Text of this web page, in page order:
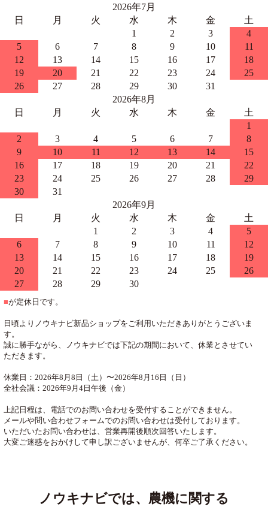
2026年7月
日
月 火 水 木 金
土
1
2 3
4
5
6 7 8 9 10
11
12
13 14 15 16 17
18
19
20 21 22 23 24
25
26
27 28 29 30
31
2026年8月
日
月 火 水 木 金
土
1
2
3 4 5 6 7
8
9
10 11 12 13 14
15
16
17 18 19 20 21
22
23
24 25 26 27 28
29
30
31
2026年9月
日
月 火 水 木 金
土
1
2 3 4
5
6
7 8 9 10 11
12
13
14 15 16 17 18
19
20
21 22 23 24 25
26
27
28 29 30
■が定休日です。
日頃よりノウキナビ新品ショップをご利用いただきありがとうございま
す。
誠に勝手ながら、ノウキナビでは下記の期間において、休業とさせてい
ただきます。
休業日：2026年8月8日（土）〜2026年8月16日（日）
全社会議：2026年9月4日午後（金）
上記日程は、電話でのお問い合わせを受付することができません。
メールや問い合わせフォームでのお問い合わせは受付しております。
いただいたお問い合わせは、営業再開後順次回答いたします。
大変ご迷惑をおかけして申し訳ございませんが、何卒ご了承ください。
ノウキナビでは、農機に関する